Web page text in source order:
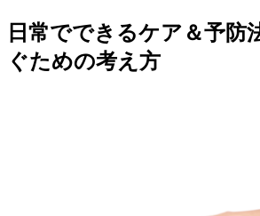
日常でできるケア＆予
ぐための考え方